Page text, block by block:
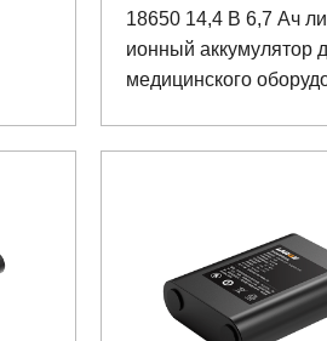
18650 14,4 В 6,7 Ач
ионный аккумулятор
медицинского